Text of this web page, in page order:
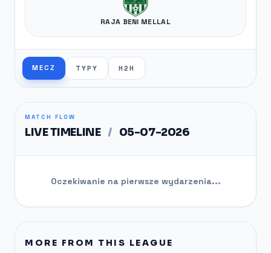
RAJA BENI MELLAL
MECZ TYPY H2H
MATCH FLOW
LIVE TIMELINE / 05-07-2026
Oczekiwanie na pierwsze wydarzenia...
MORE FROM THIS LEAGUE